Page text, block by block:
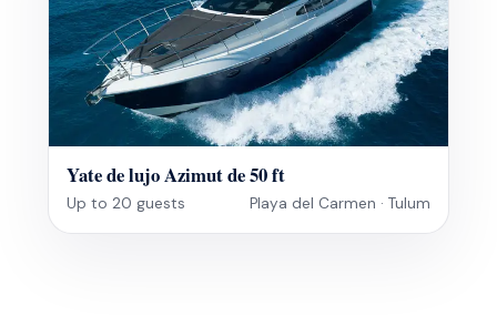
Yate de lujo Azimut de 50 ft
Up to 20 guests Playa del Carmen · Tulum